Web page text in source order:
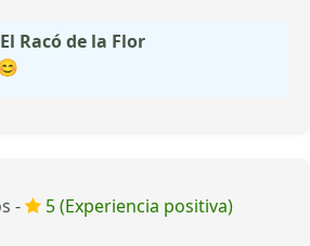
El Racó de la Flor
-
5 (Experiencia positiva)